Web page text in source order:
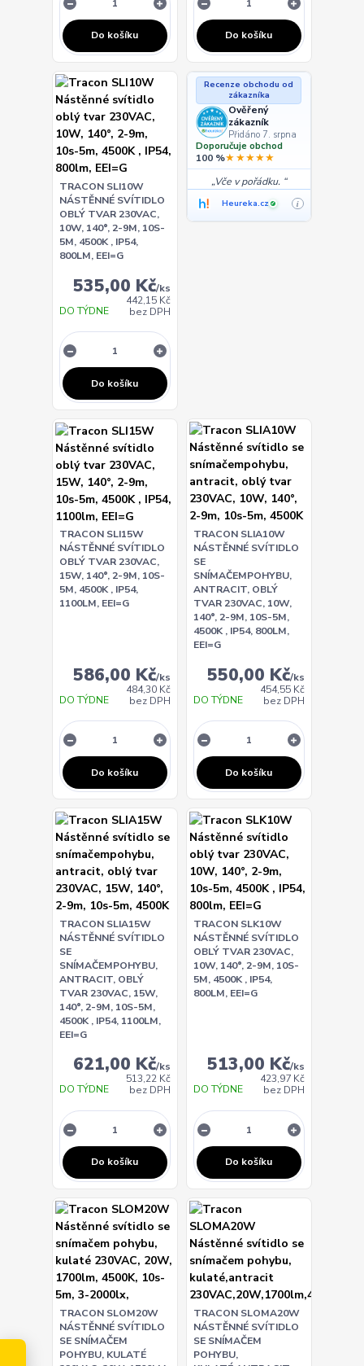
Do košíku Do košíku
TRACON SLI10W
NÁSTĚNNÉ SVÍTIDLO
OBLÝ TVAR 230VAC,
10W, 140°, 2-9M, 10S-
5M, 4500K , IP54,
800LM, EEI=G
535,00 Kč/ks
442,15 Kč
bez DPH
DO TÝDNE
Do košíku
Recenze obchodu od
zákazníka
Ověřený
zákazník
Přidáno 7. srpna
Doporučuje obchod
100 %★★★★★
Vče v pořádku.
Heureka.cz ✓ i
TRACON SLI15W
NÁSTĚNNÉ SVÍTIDLO
OBLÝ TVAR 230VAC,
15W, 140°, 2-9M, 10S-
5M, 4500K , IP54,
1100LM, EEI=G
586,00 Kč/ks
484,30 Kč
bez DPH
DO TÝDNE
Do košíku
TRACON SLIA10W
NÁSTĚNNÉ SVÍTIDLO
SE
SNÍMAČEMPOHYBU,
ANTRACIT, OBLÝ
TVAR 230VAC, 10W,
140°, 2-9M, 10S-5M,
4500K , IP54, 800LM,
EEI=G
550,00 Kč/ks
454,55 Kč
bez DPH
DO TÝDNE
Do košíku
TRACON SLIA15W
NÁSTĚNNÉ SVÍTIDLO
SE
SNÍMAČEMPOHYBU,
ANTRACIT, OBLÝ
TVAR 230VAC, 15W,
140°, 2-9M, 10S-5M,
4500K , IP54, 1100LM,
EEI=G
621,00 Kč/ks
513,22 Kč
bez DPH
DO TÝDNE
Do košíku
TRACON SLK10W
NÁSTĚNNÉ SVÍTIDLO
OBLÝ TVAR 230VAC,
10W, 140°, 2-9M, 10S-
5M, 4500K , IP54,
800LM, EEI=G
513,00 Kč/ks
423,97 Kč
bez DPH
DO TÝDNE
Do košíku
TRACON SLOM20W
NÁSTĚNNÉ SVÍTIDLO
SE SNÍMAČEM
POHYBU, KULATÉ
TRACON SLOMA20W
NÁSTĚNNÉ SVÍTIDLO
SE SNÍMAČEM
POHYBU,